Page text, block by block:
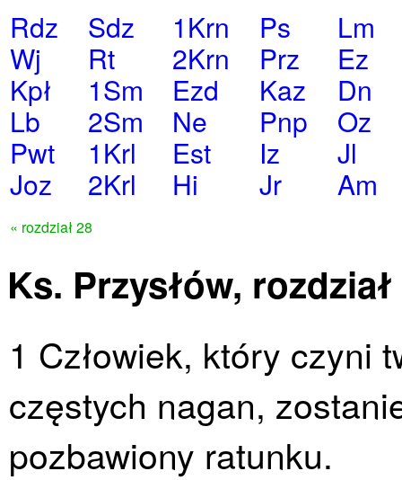
Rdz
Wj
Kpł
Lb
Pwt
Joz
Sdz
Rt
1Sm
2Sm
1Krl
2Krl
1Krn
2Krn
Ezd
Ne
Est
Hi
Ps
Prz
Kaz
Pnp
Iz
Jr
Lm
Ez
Dn
Oz
Jl
Am
« rozdział 28
Ks. Przysłów, rozdział
1 Człowiek, który czyni
częstych nagan,
pozbawiony ratunku.